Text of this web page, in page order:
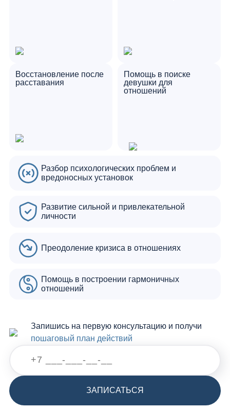
Восстановление после
расставания
Помощь в поиске
девушки для
отношений
Разбор психологических проблем и
вредоносных установок
Развитие сильной и привлекательной
личности
Преодоление кризиса в отношениях
Помощь в построении гармоничных
отношений
Запишись на первую консультацию и получи
пошаговый план действий
ЗАПИСАТЬСЯ